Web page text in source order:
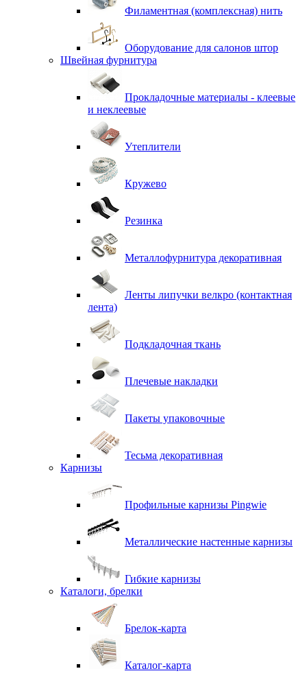
Филаментная (комплексная) нить
Оборудование для салонов штор
Швейная фурнитура
Прокладочные материалы - клеевые
и неклеевые
Утеплители
Кружево
Резинка
Металлофурнитура декоративная
Ленты липучки велкро (контактная
лента)
Подкладочная ткань
Плечевые накладки
Пакеты упаковочные
Тесьма декоративная
Карнизы
Профильные карнизы Pingwie
Металлические настенные карнизы
Гибкие карнизы
Каталоги, брелки
Брелок-карта
Каталог-карта